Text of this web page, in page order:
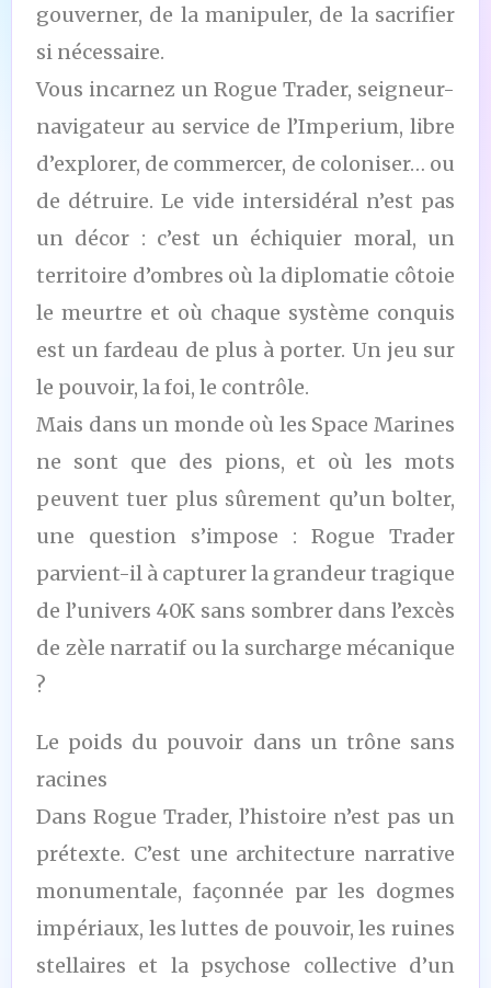
gouverner, de la manipuler, de la sacrifier
si nécessaire.
Vous incarnez un Rogue Trader, seigneur-
navigateur au service de l’Imperium, libre
d’explorer, de commercer, de coloniser… ou
de détruire. Le vide intersidéral n’est pas
un décor : c’est un échiquier moral, un
territoire d’ombres où la diplomatie côtoie
le meurtre et où chaque système conquis
est un fardeau de plus à porter. Un jeu sur
le pouvoir, la foi, le contrôle.
Mais dans un monde où les Space Marines
ne sont que des pions, et où les mots
peuvent tuer plus sûrement qu’un bolter,
une question s’impose : Rogue Trader
parvient-il à capturer la grandeur tragique
de l’univers 40K sans sombrer dans l’excès
de zèle narratif ou la surcharge mécanique
?
Le poids du pouvoir dans un trône sans
racines
Dans Rogue Trader, l’histoire n’est pas un
prétexte. C’est une architecture narrative
monumentale, façonnée par les dogmes
impériaux, les luttes de pouvoir, les ruines
stellaires et la psychose collective d’un